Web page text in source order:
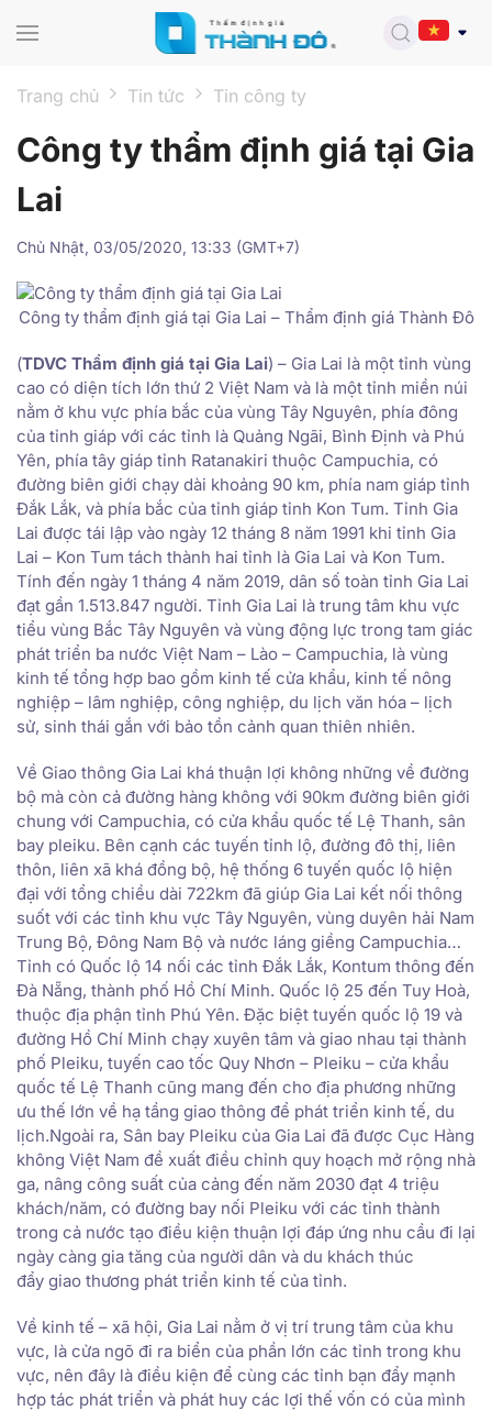
Trang chủ Tin tức Tin công ty
Công ty thẩm định giá tại Gia
Lai
Chủ Nhật, 03/05/2020, 13:33 (GMT+7)
Công ty thẩm định giá tại Gia Lai – Thẩm định giá Thành Đô
(TDVC Thẩm định giá tại Gia Lai) – Gia Lai là một tỉnh vùng
cao có diện tích lớn thứ 2 Việt Nam và là một tỉnh miền núi
nằm ở khu vực phía bắc của vùng Tây Nguyên, phía đông
của tỉnh giáp với các tỉnh là Quảng Ngãi, Bình Định và Phú
Yên, phía tây giáp tỉnh Ratanakiri thuộc Campuchia, có
đường biên giới chạy dài khoảng 90 km, phía nam giáp tỉnh
Đắk Lắk, và phía bắc của tỉnh giáp tỉnh Kon Tum. Tỉnh Gia
Lai được tái lập vào ngày 12 tháng 8 năm 1991 khi tỉnh Gia
Lai – Kon Tum tách thành hai tỉnh là Gia Lai và Kon Tum.
Tính đến ngày 1 tháng 4 năm 2019, dân số toàn tỉnh Gia Lai
đạt gần 1.513.847 người. Tỉnh Gia Lai là trung tâm khu vực
tiểu vùng Bắc Tây Nguyên và vùng động lực trong tam giác
phát triển ba nước Việt Nam – Lào – Campuchia, là vùng
kinh tế tổng hợp bao gồm kinh tế cửa khẩu, kinh tế nông
nghiệp – lâm nghiệp, công nghiệp, du lịch văn hóa – lịch
sử, sinh thái gắn với bảo tồn cảnh quan thiên nhiên.
Về Giao thông Gia Lai khá thuận lợi không những về đường
bộ mà còn cả đường hàng không với 90km đường biên giới
chung với Campuchia, có cửa khẩu quốc tế Lệ Thanh, sân
bay pleiku. Bên cạnh các tuyến tỉnh lộ, đường đô thị, liên
thôn, liên xã khá đồng bộ, hệ thống 6 tuyến quốc lộ hiện
đại với tổng chiều dài 722km đã giúp Gia Lai kết nối thông
suốt với các tỉnh khu vực Tây Nguyên, vùng duyên hải Nam
Trung Bộ, Đông Nam Bộ và nước láng giềng Campuchia…
Tỉnh có Quốc lộ 14 nối các tỉnh Đắk Lắk, Kontum thông đến
Đà Nẵng, thành phố Hồ Chí Minh. Quốc lộ 25 đến Tuy Hoà,
thuộc địa phận tỉnh Phú Yên. Đặc biệt tuyến quốc lộ 19 và
đường Hồ Chí Minh chạy xuyên tâm và giao nhau tại thành
phố Pleiku, tuyến cao tốc Quy Nhơn – Pleiku – cửa khẩu
quốc tế Lệ Thanh cũng mang đến cho địa phương những
ưu thế lớn về hạ tầng giao thông để phát triển kinh tế, du
lịch.Ngoài ra, Sân bay Pleiku của Gia Lai đã được Cục Hàng
không Việt Nam đề xuất điều chỉnh quy hoạch mở rộng nhà
ga, nâng công suất của cảng đến năm 2030 đạt 4 triệu
khách/năm, có đường bay nối Pleiku với các tỉnh thành
trong cả nước tạo điều kiện thuận lợi đáp ứng nhu cầu đi lại
ngày càng gia tăng của người dân và du khách thúc
đẩy giao thương phát triển kinh tế của tỉnh.
Về kinh tế – xã hội, Gia Lai nằm ở vị trí trung tâm của khu
vực, là cửa ngõ đi ra biển của phần lớn các tỉnh trong khu
vực, nên đây là điều kiện để cùng các tỉnh bạn đẩy mạnh
hợp tác phát triển và phát huy các lợi thế vốn có của mình